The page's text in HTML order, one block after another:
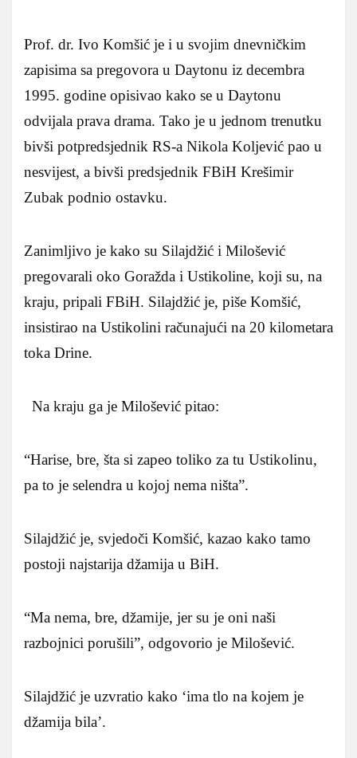
Prof. dr. Ivo Komšić je i u svojim dnevničkim
zapisima sa pregovora u Daytonu iz decembra
1995. godine opisivao kako se u Daytonu
odvijala prava drama. Tako je u jednom trenutku
bivši potpredsjednik RS-a Nikola Koljević pao u
nesvijest, a bivši predsjednik FBiH Krešimir
Zubak podnio ostavku.
Zanimljivo je kako su Silajdžić i Milošević
pregovarali oko Goražda i Ustikoline, koji su, na
kraju, pripali FBiH. Silajdžić je, piše Komšić,
insistirao na Ustikolini računajući na 20 kilometara
toka Drine.
Na kraju ga je Milošević pitao:
“Harise, bre, šta si zapeo toliko za tu Ustikolinu,
pa to je selendra u kojoj nema ništa”.
Silajdžić je, svjedoči Komšić, kazao kako tamo
postoji najstarija džamija u BiH.
“Ma nema, bre, džamije, jer su je oni naši
razbojnici porušili”, odgovorio je Milošević.
Silajdžić je uzvratio kako ‘ima tlo na kojem je
džamija bila’.